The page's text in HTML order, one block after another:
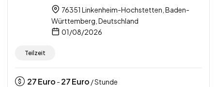
76351 Linkenheim-Hochstetten, Baden-
Württemberg, Deutschland
01/08/2026
Teilzeit
27Euro - 27Euro / Stunde